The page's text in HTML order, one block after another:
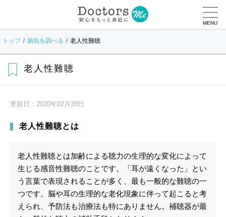
MENU
トップ 病気を調べる 老人性難聴
老人性難聴
更新日： 2020年02月28日
老人性難聴とは
老人性難聴とは加齢による聴力の生理的な変化によって
生じる感音性難聴のことです。「耳が遠くなった」とい
う言葉で表現されることが多く、最も一般的な難聴の一
つです。脳や耳の生理的な老化現象に伴って起こると考
えられ、予防法も治療法も特にありません。補聴器が最